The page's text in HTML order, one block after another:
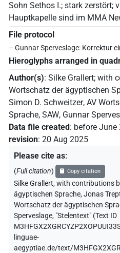
Sohn Sethos I.; stark zerstört;
Hauptkapelle sind im MMA
File protocol
– Gunnar Sperveslage: Korrektur
Hieroglyphs arranged in
Author(s): Silke Grallert; with
Wortschatz der ägyptischen
Simon D. Schweitzer, AV
Sprache, SAW, Gunnar
Data file created: before
revision: 20 Aug 2025
Please cite as:
(Full citation) Copy citation
Silke Grallert,with contributions
ägyptischen Sprache,Jonas
Wortschatz der ägyptischen
Sperveslage, "Stelentext" (Text ID
linguae-
aegyptiae.de/text/